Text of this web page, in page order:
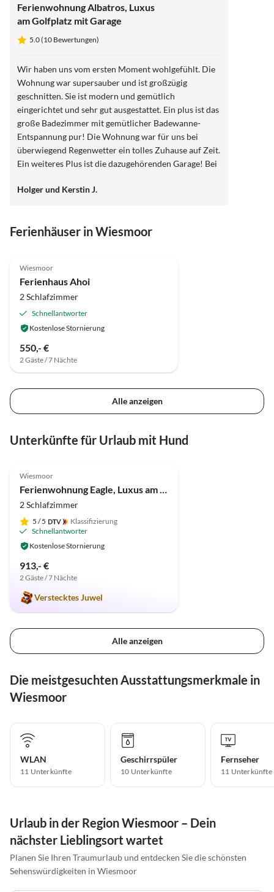
Ferienwohnung Albatros, Luxus
am Golfplatz mit Garage
5.0 (10 Bewertungen)
Wir haben uns vom ersten Moment wohlgefühlt. Die
Wohnung war supersauber und ist großzügig
geschnitten. Sie ist modern und gemütlich
eingerichtet und sehr gut ausgestattet. Ein plus ist das
große Badezimmer mit gemütlicher Badewanne-
Entspannung pur! Die Wohnung war für uns bei
überwiegend Regenwetter ein tolles Zuhause auf Zeit.
Ein weiteres Plus ist die dazugehörenden Garage! Bei
sehr, sehr gerne wieder!
Holger und Kerstin J.
Ferienhäuser in Wiesmoor
Wiesmoor
Ferienhaus Ahoi
2 Schlafzimmer
Schnellantworter
Kostenlose Stornierung
550,- €
2 Gäste / 7 Nächte
Alle anzeigen
Unterkünfte für Urlaub mit Hund
Wiesmoor
Ferienwohnung Eagle, Luxus am Golfplatz mit Garage
2 Schlafzimmer
5 / 5
Klassifizierung
Schnellantworter
Kostenlose Stornierung
913,- €
2 Gäste / 7 Nächte
Verstecktes Juwel
Alle anzeigen
Die meistgesuchten Ausstattungsmerkmale in
Wiesmoor
WLAN
11 Unterkünfte
Geschirrspüler
10 Unterkünfte
Fernseher
11 Unterkünfte
Urlaub in der Region Wiesmoor – Dein
nächster Lieblingsort wartet
Planen Sie Ihren Traumurlaub und entdecken Sie die schönsten
Sehenswürdigkeiten in Wiesmoor